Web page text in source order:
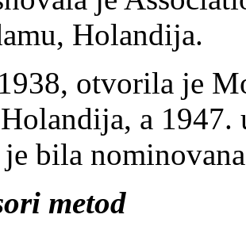
Holandija.
otvorila je
a
je bila
metod